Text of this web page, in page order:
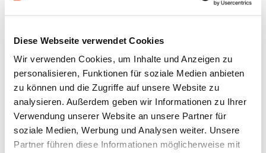
Diese Webseite verwendet Cookies
Wir verwenden Cookies, um Inhalte und Anzeigen zu
personalisieren, Funktionen für soziale Medien anbieten
zu können und die Zugriffe auf unsere Website zu
analysieren. Außerdem geben wir Informationen zu Ihrer
Verwendung unserer Website an unsere Partner für
soziale Medien, Werbung und Analysen weiter. Unsere
Partner führen diese Informationen möglicherweise mit
Zurück zum Anmeldeformular